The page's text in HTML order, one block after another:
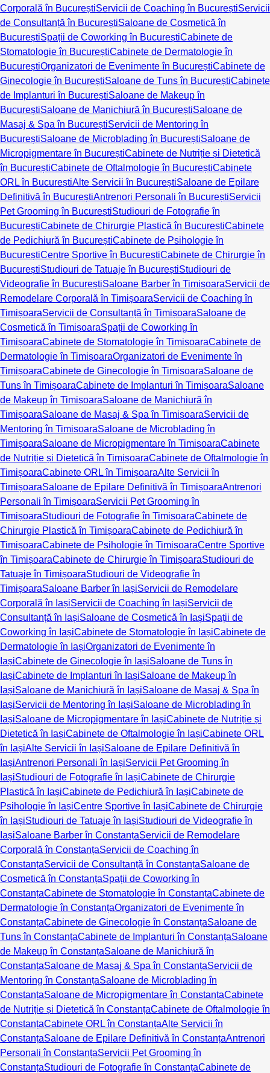
Corporală în BucureștiServicii de Coaching în BucureștiServicii
de Consultanță în BucureștiSaloane de Cosmetică în
BucureștiSpații de Coworking în BucureștiCabinete de
Stomatologie în BucureștiCabinete de Dermatologie în
BucureștiOrganizatori de Evenimente în BucureștiCabinete de
Ginecologie în BucureștiSaloane de Tuns în BucureștiCabinete
de Implanturi în BucureștiSaloane de Makeup în
BucureștiSaloane de Manichiură în BucureștiSaloane de
Masaj & Spa în BucureștiServicii de Mentoring în
BucureștiSaloane de Microblading în BucureștiSaloane de
Micropigmentare în BucureștiCabinete de Nutriție și Dietetică
în BucureștiCabinete de Oftalmologie în BucureștiCabinete
ORL în BucureștiAlte Servicii în BucureștiSaloane de Epilare
Definitivă în BucureștiAntrenori Personali în BucureștiServicii
Pet Grooming în BucureștiStudiouri de Fotografie în
BucureștiCabinete de Chirurgie Plastică în BucureștiCabinete
de Pedichiură în BucureștiCabinete de Psihologie în
BucureștiCentre Sportive în BucureștiCabinete de Chirurgie în
BucureștiStudiouri de Tatuaje în BucureștiStudiouri de
Videografie în BucureștiSaloane Barber în TimișoaraServicii de
Remodelare Corporală în TimișoaraServicii de Coaching în
TimișoaraServicii de Consultanță în TimișoaraSaloane de
Cosmetică în TimișoaraSpații de Coworking în
TimișoaraCabinete de Stomatologie în TimișoaraCabinete de
Dermatologie în TimișoaraOrganizatori de Evenimente în
TimișoaraCabinete de Ginecologie în TimișoaraSaloane de
Tuns în TimișoaraCabinete de Implanturi în TimișoaraSaloane
de Makeup în TimișoaraSaloane de Manichiură în
TimișoaraSaloane de Masaj & Spa în TimișoaraServicii de
Mentoring în TimișoaraSaloane de Microblading în
TimișoaraSaloane de Micropigmentare în TimișoaraCabinete
de Nutriție și Dietetică în TimișoaraCabinete de Oftalmologie în
TimișoaraCabinete ORL în TimișoaraAlte Servicii în
TimișoaraSaloane de Epilare Definitivă în TimișoaraAntrenori
Personali în TimișoaraServicii Pet Grooming în
TimișoaraStudiouri de Fotografie în TimișoaraCabinete de
Chirurgie Plastică în TimișoaraCabinete de Pedichiură în
TimișoaraCabinete de Psihologie în TimișoaraCentre Sportive
în TimișoaraCabinete de Chirurgie în TimișoaraStudiouri de
Tatuaje în TimișoaraStudiouri de Videografie în
TimișoaraSaloane Barber în IașiServicii de Remodelare
Corporală în IașiServicii de Coaching în IașiServicii de
Consultanță în IașiSaloane de Cosmetică în IașiSpații de
Coworking în IașiCabinete de Stomatologie în IașiCabinete de
Dermatologie în IașiOrganizatori de Evenimente în
IașiCabinete de Ginecologie în IașiSaloane de Tuns în
IașiCabinete de Implanturi în IașiSaloane de Makeup în
IașiSaloane de Manichiură în IașiSaloane de Masaj & Spa în
IașiServicii de Mentoring în IașiSaloane de Microblading în
IașiSaloane de Micropigmentare în IașiCabinete de Nutriție și
Dietetică în IașiCabinete de Oftalmologie în IașiCabinete ORL
în IașiAlte Servicii în IașiSaloane de Epilare Definitivă în
IașiAntrenori Personali în IașiServicii Pet Grooming în
IașiStudiouri de Fotografie în IașiCabinete de Chirurgie
Plastică în IașiCabinete de Pedichiură în IașiCabinete de
Psihologie în IașiCentre Sportive în IașiCabinete de Chirurgie
în IașiStudiouri de Tatuaje în IașiStudiouri de Videografie în
IașiSaloane Barber în ConstanțaServicii de Remodelare
Corporală în ConstanțaServicii de Coaching în
ConstanțaServicii de Consultanță în ConstanțaSaloane de
Cosmetică în ConstanțaSpații de Coworking în
ConstanțaCabinete de Stomatologie în ConstanțaCabinete de
Dermatologie în ConstanțaOrganizatori de Evenimente în
ConstanțaCabinete de Ginecologie în ConstanțaSaloane de
Tuns în ConstanțaCabinete de Implanturi în ConstanțaSaloane
de Makeup în ConstanțaSaloane de Manichiură în
ConstanțaSaloane de Masaj & Spa în ConstanțaServicii de
Mentoring în ConstanțaSaloane de Microblading în
ConstanțaSaloane de Micropigmentare în ConstanțaCabinete
de Nutriție și Dietetică în ConstanțaCabinete de Oftalmologie în
ConstanțaCabinete ORL în ConstanțaAlte Servicii în
ConstanțaSaloane de Epilare Definitivă în ConstanțaAntrenori
Personali în ConstanțaServicii Pet Grooming în
ConstanțaStudiouri de Fotografie în ConstanțaCabinete de